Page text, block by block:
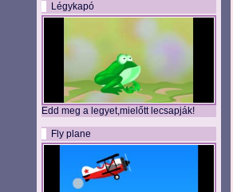
Légykapó
Edd meg a legyet,mielőtt lecsapják!
Fly plane